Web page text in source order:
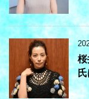
桜